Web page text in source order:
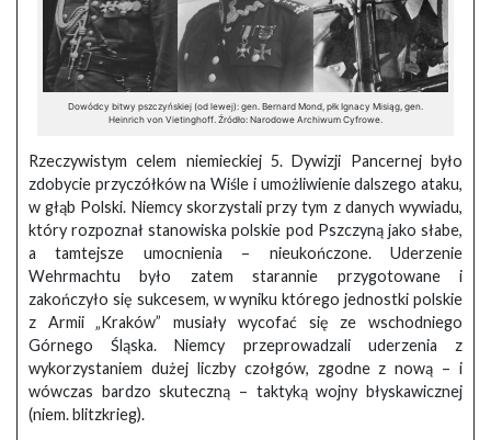
Dowódcy bitwy pszczyńskiej (od lewej): gen. Bernard Mond, płk Ignacy Misiąg, gen.
Heinrich von Vietinghoff. Źródło: Narodowe Archiwum Cyfrowe.
Rzeczywistym celem niemieckiej 5. Dywizji Pancernej było
zdobycie przyczółków na Wiśle i umożliwienie dalszego ataku,
w głąb Polski. Niemcy skorzystali przy tym z danych wywiadu,
który rozpoznał stanowiska polskie pod Pszczyną jako słabe,
a tamtejsze umocnienia – nieukończone. Uderzenie
Wehrmachtu było zatem starannie przygotowane i
zakończyło się sukcesem, w wyniku którego jednostki polskie
z Armii „Kraków” musiały wycofać się ze wschodniego
Górnego Śląska. Niemcy przeprowadzali uderzenia z
wykorzystaniem dużej liczby czołgów, zgodne z nową – i
wówczas bardzo skuteczną – taktyką wojny błyskawicznej
(niem. blitzkrieg).